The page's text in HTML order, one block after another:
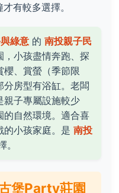
有較多選擇。
綠意 的 南投親子民
，小孩盡情奔跑、探
櫻、賞螢（季節限
分房型有浴缸。老闆
親子專屬設施較少
的自然環境。適合喜
的小孩家庭。是 南投
堡Party莊園